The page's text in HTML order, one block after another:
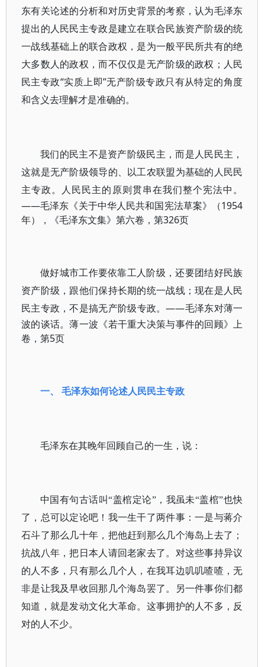
东有关论述的分析和对历史背景的考察，认为毛泽东
提出的人民民主专政是建立在联合民族资产阶级的统
一战线基础上的联合政权，是为一般平民所共有的绝
大多数人的政权，而不仅仅是无产阶级的政权；人民
民主专政“实质上即”无产阶级专政只有从特定的角度
和含义去理解才是准确的。
我们的民主不是资产阶级民主，而是人民民主，
这就是无产阶级领导的、以工农联盟为基础的人民民
主专政。人民民主的原则贯串在我们整个宪法中。
——毛泽东《关于中华人民共和国宪法草案》（1954
年），《毛泽东文集》第六卷，第326页
做好城市工作要依靠工人阶级，还要团结好民族
资产阶级，跟他们保持长期的统一战线；现在是人民
民主专政，不是搞无产阶级专政。——毛泽东对薄一
波的谈话。薄一波《若干重大决策与事件的回顾》上
卷，第5页
一、 毛泽东如何论述人民民主专政
毛泽东在其晚年回顾自己的一生，说：
中国有句古话叫“盖棺定论”，我虽未“盖棺”也快
了，总可以定论吧！我一生干了两件事：一是与蒋介
石斗了那么几十年，把他赶到那么几个海岛上去了；
抗战八年，把日本人请回老家去了。对这些事持异议
的人不多，只有那么几个人，在我耳边叽叽喳喳，无
非是让我及早收回那几个海岛罢了。另一件事你们都
知道，就是发动文化大革命。这事拥护的人不多，反
对的人不少。